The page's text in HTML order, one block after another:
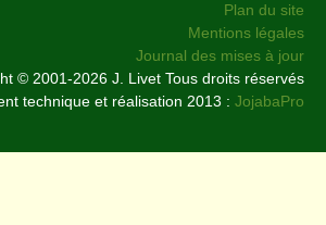
Plan du site
Mentions légales
Journal des mises à jour
© 2001-2026 J. Livet Tous droits réservés
technique et réalisation 2013 : JojabaPro